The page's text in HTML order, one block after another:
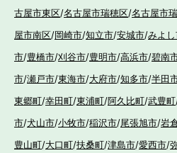
古屋市東区/名古屋市瑞穂区/名古屋市
屋市南区/岡崎市/知立市/安城市/みよ
市/豊橋市/刈谷市/豊明市/高浜市/碧南
市/瀬戸市/東海市/大府市/知多市/半田
東郷町/幸田町/東浦町/阿久比町/武豊町
市/犬山市/小牧市/稲沢市/尾張旭市/岩
豊山町/大口町/扶桑町/津島市/愛西市/